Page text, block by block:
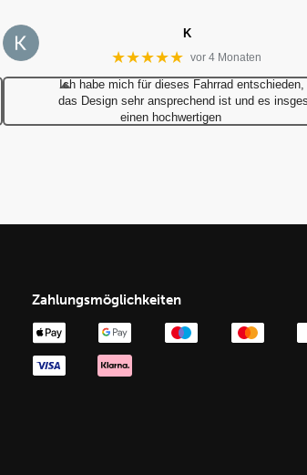
K
★★★★★ vor 4 Monaten
Ich habe mich für dieses Fahrrad entschieden,
das Design sehr ansprechend ist und es
einen hochwertigen
Zahlungsmöglichkeiten